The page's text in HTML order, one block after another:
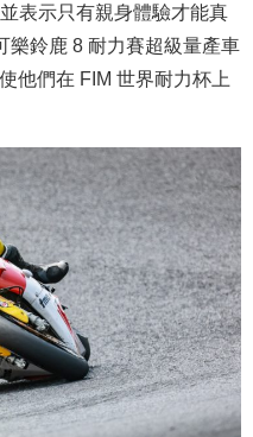
表示只有親身體驗才能真
樂鈴鹿 8 耐力賽超級量產車
他們在 FIM 世界耐力杯上